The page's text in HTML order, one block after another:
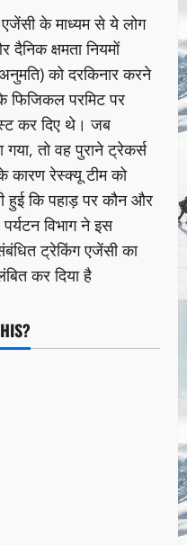
के माध्यम से ये लोग
क्षमता नियमों
को दरकिनार करने
फिजिकल परमिट पर
कर दिए थे। जब
तो वह पुराने ट्रेकर्स
कारण रेस्क्यू टीम को
कि पहाड़ पर कौन और
विभाग ने इस
ट्रेकिंग एजेंसी का
कर दिया है